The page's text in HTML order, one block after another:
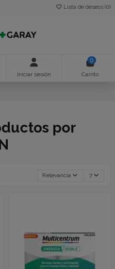
Lista de deseos (0)
Iniciar sesión
0
Carrito
por
Relevancia 7